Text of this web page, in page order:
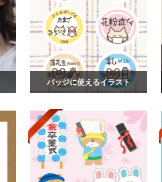
バッジに使えるイラスト